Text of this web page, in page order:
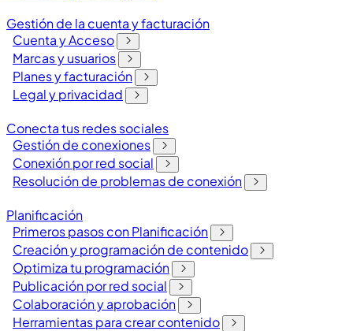
Gestión de la cuenta y facturación
Cuenta y Acceso
Marcas y usuarios
Planes y facturación
Legal y privacidad
Conecta tus redes sociales
Gestión de conexiones
Conexión por red social
Resolución de problemas de conexión
Planificación
Primeros pasos con Planificación
Creación y programación de contenido
Optimiza tu programación
Publicación por red social
Colaboración y aprobación
Herramientas para crear contenido